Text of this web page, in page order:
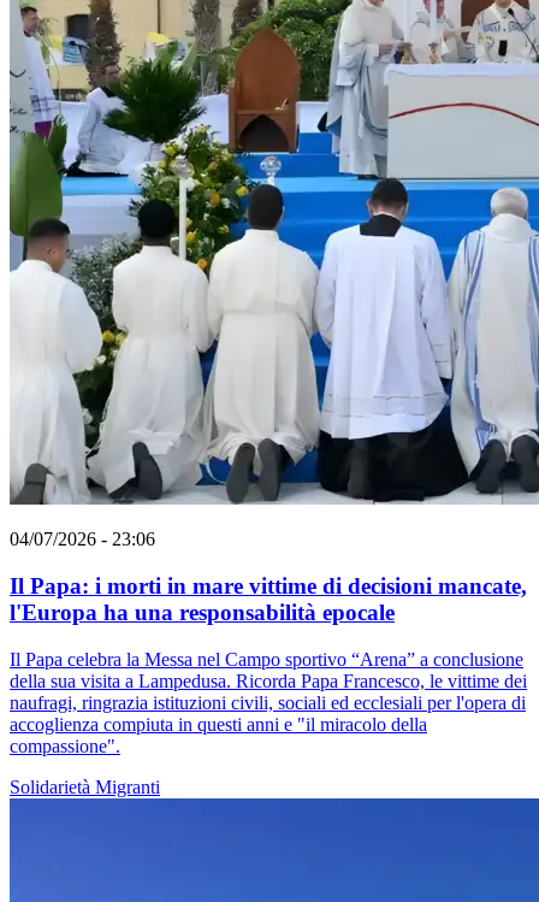
04/07/2026 - 23:06
Il Papa: i morti in mare vittime di decisioni mancate,
l'Europa ha una responsabilità epocale
Il Papa celebra la Messa nel Campo sportivo “Arena” a conclusione
della sua visita a Lampedusa. Ricorda Papa Francesco, le vittime dei
naufragi, ringrazia istituzioni civili, sociali ed ecclesiali per l'opera di
accoglienza compiuta in questi anni e "il miracolo della
compassione".
Solidarietà Migranti